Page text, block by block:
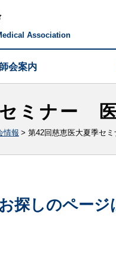
Association
会案内
ミナー
情報 >第42回慈恵医大夏季セ
お探しのペー